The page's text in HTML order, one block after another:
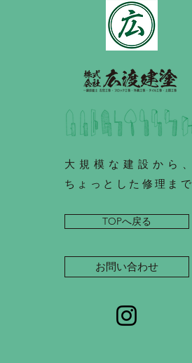
大規模な建設から、
ちょっとした修理まで
TOPへ戻る
お問い合わせ